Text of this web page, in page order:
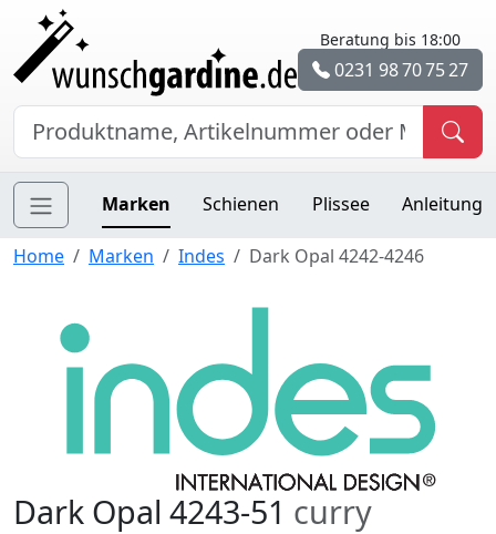
Beratung bis 18:00
0231 98 70 75 27
Marken Schienen Plissee Anleitung
Home Marken Indes Dark Opal 4242-4246
Dark Opal 4243-51 curry